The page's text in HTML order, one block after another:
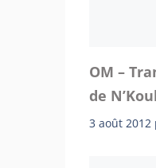
OM –
de
3 août 2012